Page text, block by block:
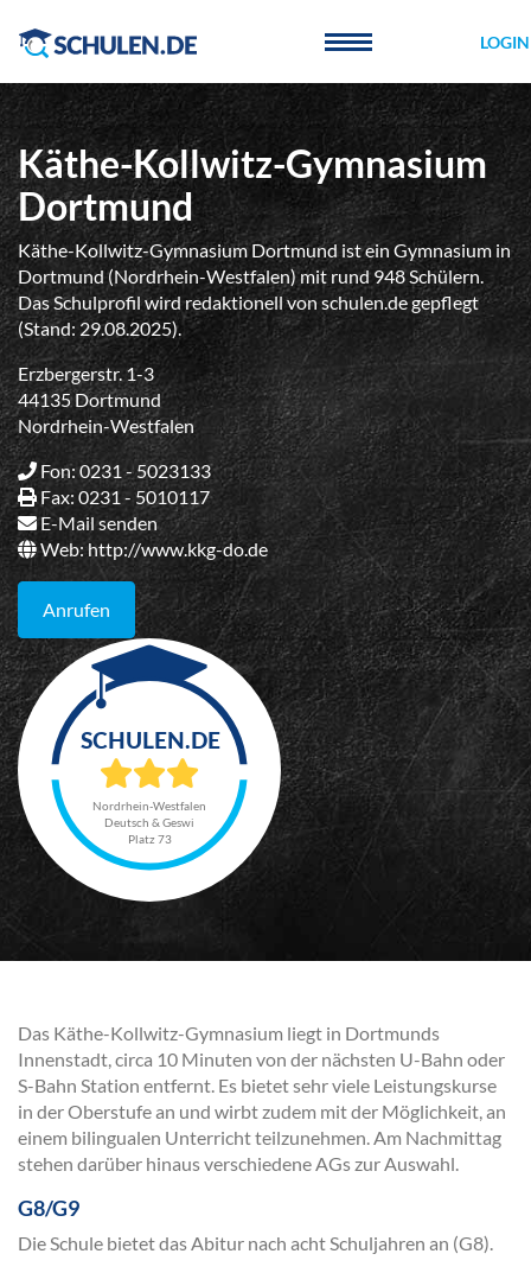
LOGIN
Käthe-Kollwitz-Gymnasium
Dortmund
Käthe-Kollwitz-Gymnasium Dortmund ist ein Gymnasium in
Dortmund (Nordrhein-Westfalen) mit rund 948 Schülern.
Das Schulprofil wird redaktionell von schulen.de gepflegt
(Stand: 29.08.2025).
Erzbergerstr. 1-3
44135 Dortmund
Nordrhein-Westfalen
Fon: 0231 - 5023133
Fax: 0231 - 5010117
E-Mail senden
Web:http://www.kkg-do.de
Anrufen
Nordrhein-Westfalen
Deutsch & Geswi
Platz 73
Das Käthe-Kollwitz-Gymnasium liegt in Dortmunds
Innenstadt, circa 10 Minuten von der nächsten U-Bahn oder
S-Bahn Station entfernt. Es bietet sehr viele Leistungskurse
in der Oberstufe an und wirbt zudem mit der Möglichkeit, an
einem bilingualen Unterricht teilzunehmen. Am Nachmittag
stehen darüber hinaus verschiedene AGs zur Auswahl.
G8/G9
Die Schule bietet das Abitur nach acht Schuljahren an (G8).